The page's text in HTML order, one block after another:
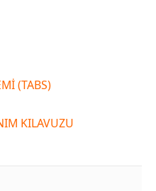
(TABS)
KILAVUZU